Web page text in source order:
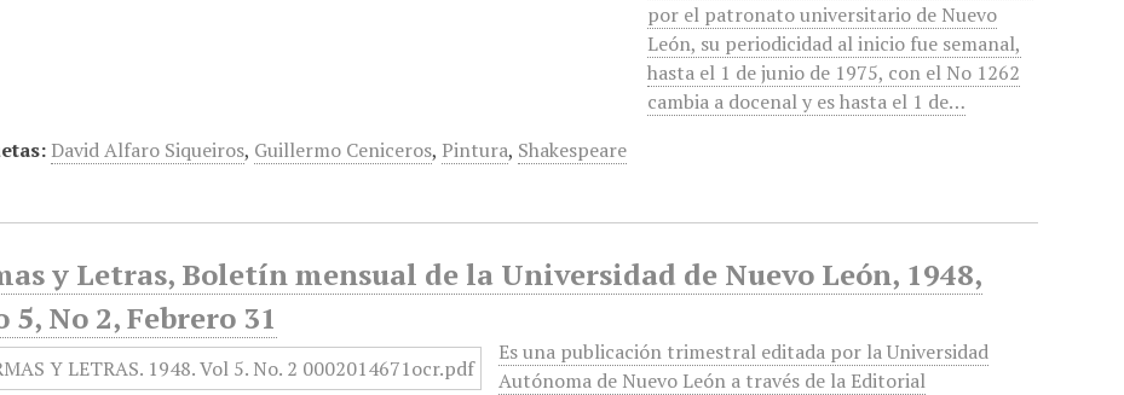
por el patronato universitario de Nuevo
León, su periodicidad al inicio fue semanal,
hasta el 1 de junio de 1975, con el No 1262
cambia a docenal y es hasta el 1 de…
David Alfaro Siqueiros, Guillermo Ceniceros, Pintura, Shakespeare
y Letras, Boletín mensual de la Universidad de Nuevo León, 1948,
5, No 2, Febrero 31
Es una publicación trimestral editada por la Universidad
Autónoma de Nuevo León a través de la Editorial